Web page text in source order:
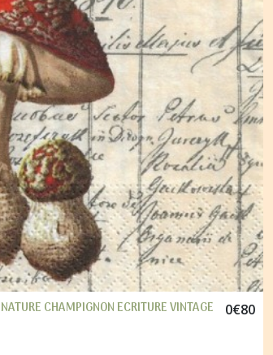
CHAMPIGNON ECRITURE VINTAGE
0€80